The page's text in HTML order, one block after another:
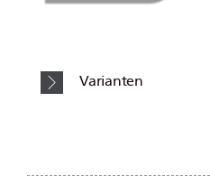
Varianten